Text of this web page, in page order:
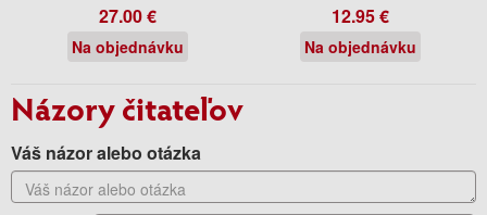
27.00 €
Na objednávku
12.95 €
Na objednávku
Názory čitateľov
Váš názor alebo otázka